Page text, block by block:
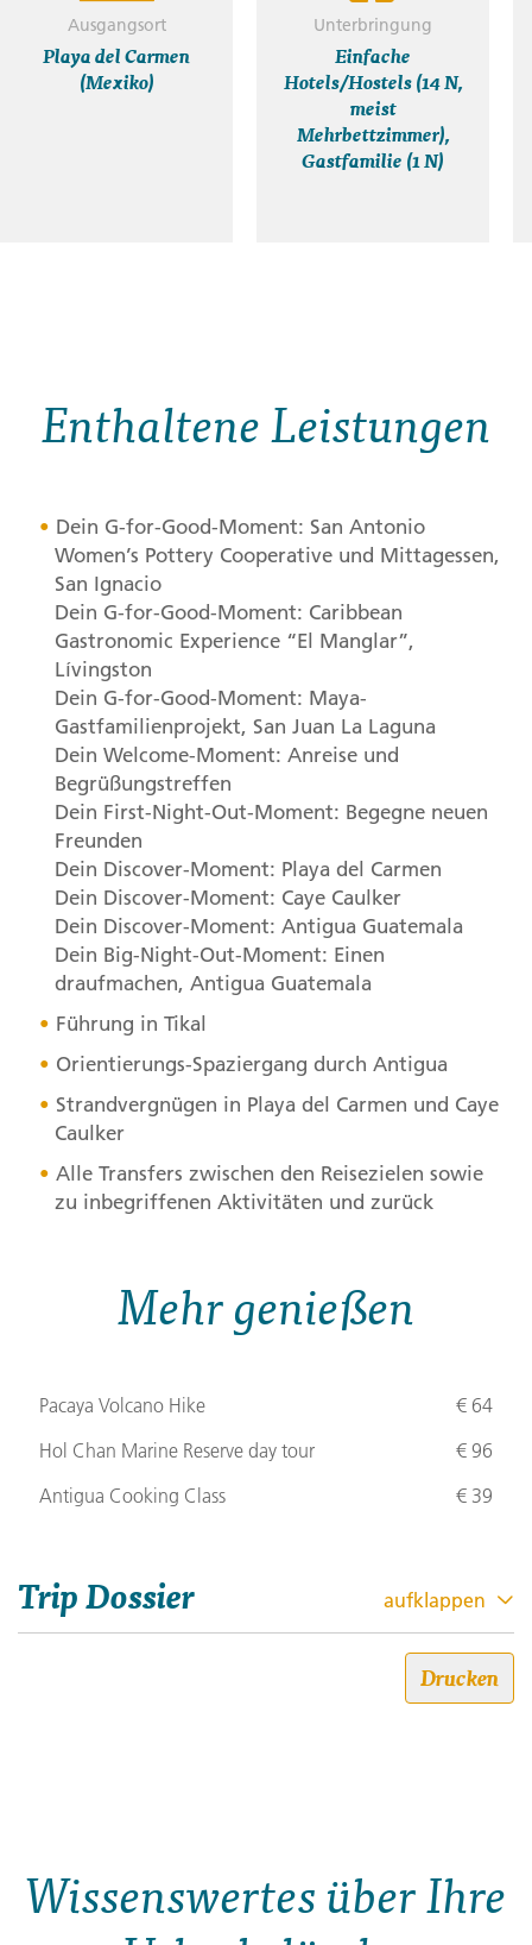
Ausgangsort
Playa del Carmen
(Mexiko)
Unterbringung
Einfache
Hotels/Hostels (14 N,
meist
Mehrbettzimmer),
Gastfamilie (1 N)
Enthaltene Leistungen
Dein G-for-Good-Moment: San Antonio
Women’s Pottery Cooperative und Mittagessen,
San Ignacio
Dein G-for-Good-Moment: Caribbean
Gastronomic Experience “El Manglar”,
Lívingston
Dein G-for-Good-Moment: Maya-
Gastfamilienprojekt, San Juan La Laguna
Dein Welcome-Moment: Anreise und
Begrüßungstreffen
Dein First-Night-Out-Moment: Begegne neuen
Freunden
Dein Discover-Moment: Playa del Carmen
Dein Discover-Moment: Caye Caulker
Dein Discover-Moment: Antigua Guatemala
Dein Big-Night-Out-Moment: Einen
draufmachen, Antigua Guatemala
Führung in Tikal
Orientierungs-Spaziergang durch Antigua
Strandvergnügen in Playa del Carmen und Caye
Caulker
Alle Transfers zwischen den Reisezielen sowie
zu inbegriffenen Aktivitäten und zurück
Mehr genießen
Pacaya Volcano Hike
€ 64
Hol Chan Marine Reserve day tour
€ 96
Antigua Cooking Class
€ 39
Trip Dossier aufklappen
Unter der Sonne der Maya
Stil: 18-to-Thirtysomethings
Drucken
Wissenswertes über Ihre